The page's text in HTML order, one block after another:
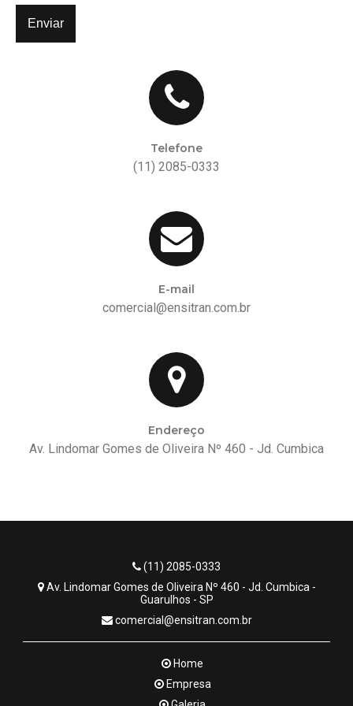
Enviar
Telefone
(11) 2085-0333
E-mail
comercial@ensitran.com.br
Endereço
Av. Lindomar Gomes de Oliveira Nº 460 - Jd. Cumbica
(11) 2085-0333
Av. Lindomar Gomes de Oliveira Nº 460 - Jd. Cumbica -
Guarulhos - SP
comercial@ensitran.com.br
Home
Empresa